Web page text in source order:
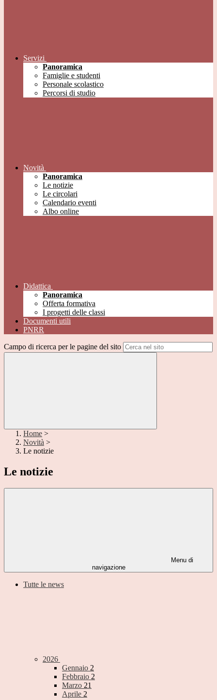
Servizi
Panoramica
Famiglie e studenti
Personale scolastico
Percorsi di studio
Novità
Panoramica
Le notizie
Le circolari
Calendario eventi
Albo online
Didattica
Panoramica
Offerta formativa
I progetti delle classi
Documenti utili
PNRR
Campo di ricerca per le pagine del sito
Home >
Novità >
Le notizie
Le notizie
Menu di
navigazione
Tutte le news
2026
Gennaio 2
Febbraio 2
Marzo 21
Aprile 2